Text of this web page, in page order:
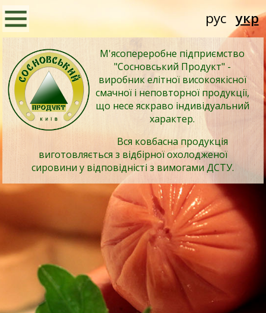
М'ясопереробне підприємство
"Сосновський Продукт" -
виробник елітної високоякісної
смачної і неповторної продукції,
що несе яскраво індивідуальний
характер.
Вся ковбасна продукція
виготовляється з відбірної охолодженої
сировини у відповідністі з вимогами ДСТУ.
рус укр